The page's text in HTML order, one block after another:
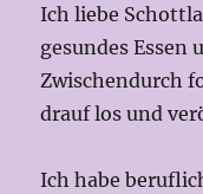
Ich liebe
gesundes Essen
Zwischendurch
drauf los und
Ich habe